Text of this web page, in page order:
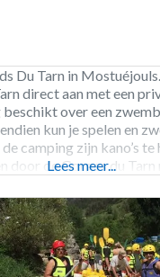
Du Tarn in
direct aan met een
beschikt over een
kun je spelen en
camping zijn kano’s te
door de Gorges du Tarn
Lees meer...